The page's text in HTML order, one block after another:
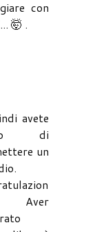
con
🤯 .
avete
di
un